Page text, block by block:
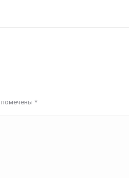
помечены *